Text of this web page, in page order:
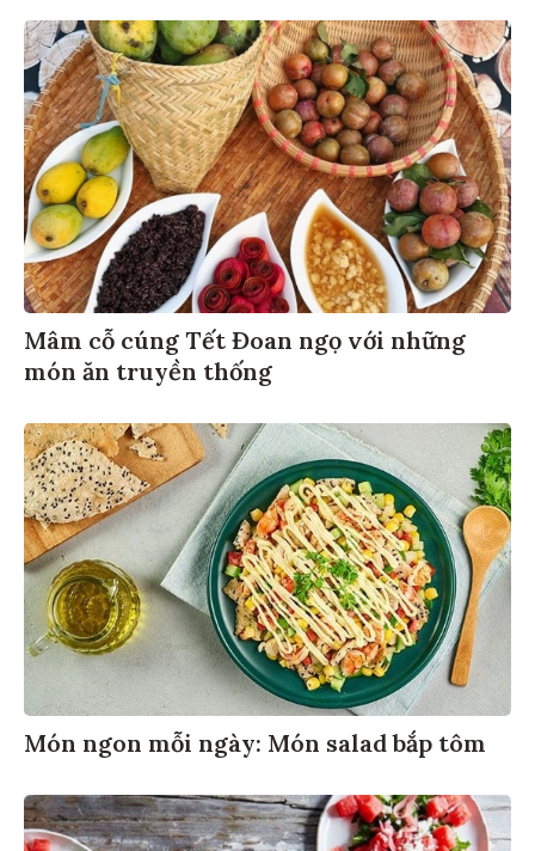
Mâm cỗ cúng Tết Đoan ngọ với những
món ăn truyền thống
Món ngon mỗi ngày: Món salad bắp tôm